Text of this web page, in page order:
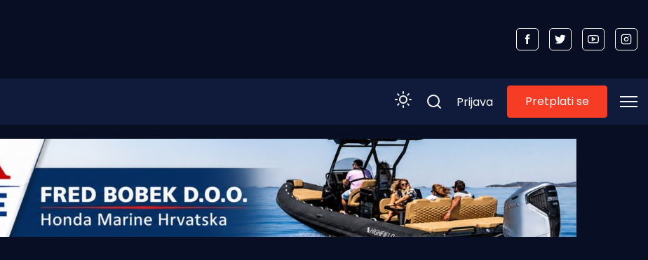
Prijava Pretplati se